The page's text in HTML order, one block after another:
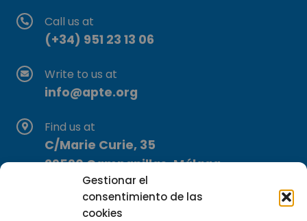
Gestionar el
consentimiento de las
cookies
Call us at
(+34) 951 23 13 06
Write to us at
info@apte.org
Find us at
C/Marie Curie, 35
29590 Campanillas, Málaga